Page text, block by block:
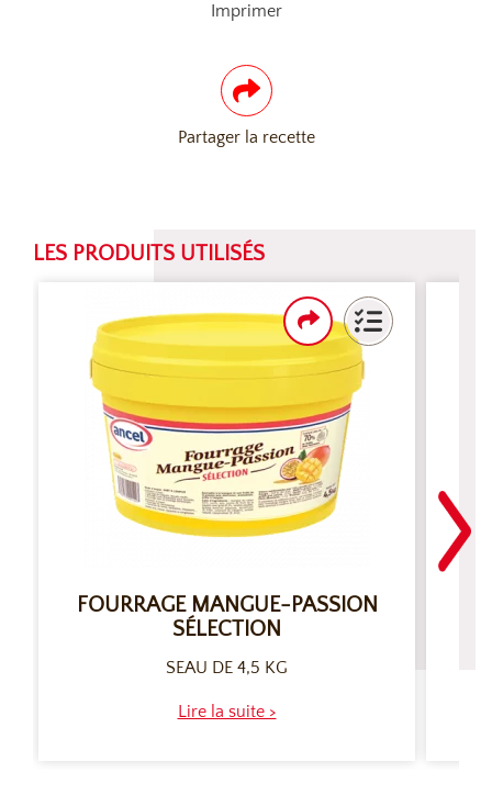
Imprimer
Partager la recette
LES PRODUITS UTILISÉS
FOURRAGE MANGUE-PASSION
SÉLECTION
SEAU DE 4,5 KG
Lire la suite >